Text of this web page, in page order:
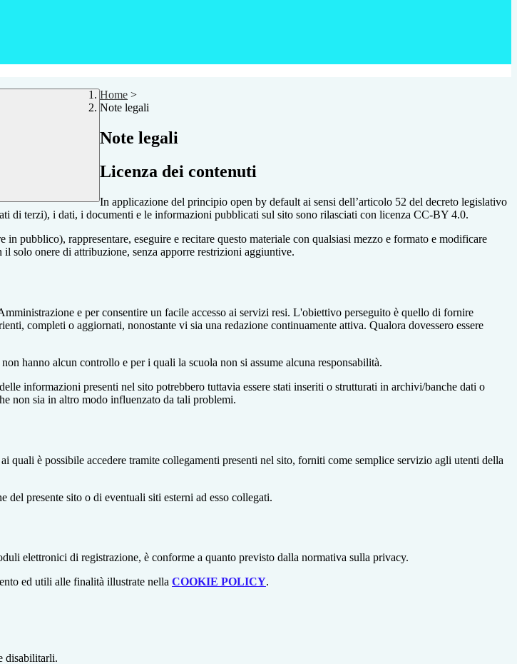
Home >
Note legali
Note legali
Licenza dei contenuti
In applicazione del principio open by default ai sensi dell’articolo 52 del decreto legislativo
di terzi), i dati, i documenti e le informazioni pubblicati sul sito sono rilasciati con licenza CC-BY 4.0.
rappresentare, eseguire e recitare questo materiale con qualsiasi mezzo e formato e modificare
solo onere di attribuzione, senza apporre restrizioni aggiuntive.
e per consentire un facile accesso ai servizi resi. L'obiettivo perseguito è quello di fornire
completi o aggiornati, nonostante vi sia una redazione continuamente attiva. Qualora dovessero essere
hanno alcun controllo e per i quali la scuola non si assume alcuna responsabilità.
informazioni presenti nel sito potrebbero tuttavia essere stati inseriti o strutturati in archivi/banche dati o
non sia in altro modo influenzato da tali problemi.
quali è possibile accedere tramite collegamenti presenti nel sito, forniti come semplice servizio agli utenti della
presente sito o di eventuali siti esterni ad esso collegati.
elettronici di registrazione, è conforme a quanto previsto dalla normativa sulla privacy.
ed utili alle finalità illustrate nella COOKIE POLICY.
disabilitarli.